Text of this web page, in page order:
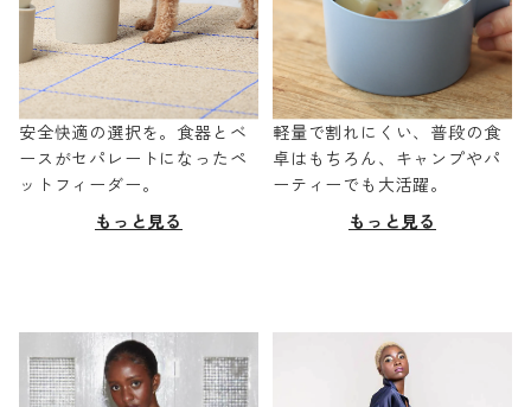
安全快適の選択を。食器とベ
ースがセパレートになったペ
ットフィーダー。
もっと見る
軽量で割れにくい、普段の食
卓はもちろん、キャンプやパ
ーティーでも大活躍。
もっと見る